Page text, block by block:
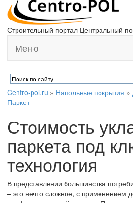
Строительный портал Центральный
Меню
Centro-pol.ru » Напольные покрытия »
Паркет
Стоимость
паркета под
технология
В представлении большинства
– это нечто сложное, с применением